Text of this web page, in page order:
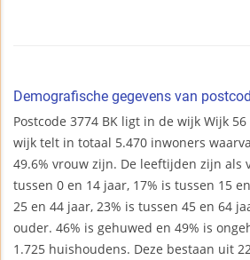
Demografische gegevens van
Postcode 3774 BK ligt in de wijk Wijk
wijk telt in totaal 5.470 inwoners
49.6% vrouw zijn. De leeftijden zijn als
tussen 0 en 14 jaar, 17% is tussen 15
25 en 44 jaar, 23% is tussen 45 en 64
ouder. 46% is gehuwed en 49% is
1.725 huishoudens. Deze bestaan uit